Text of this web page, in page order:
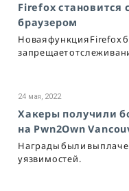
Firefox
браузером
Новая функция Firefox
запрещает
24 мая, 2022
Хакеры получили
на Pwn2Own
Награды были
уязвимостей.